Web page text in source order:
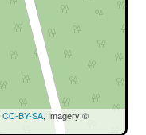
CC-BY-SA, Imagery ©